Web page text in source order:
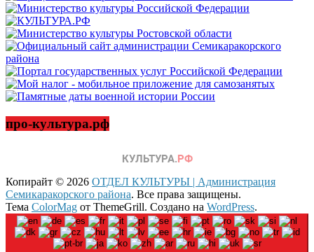
про-культура.рф
Копирайт © 2026 ОТДЕЛ КУЛЬТУРЫ | Администрация
Семикаракорского района. Все права защищены.
Тема ColorMag от ThemeGrill. Создано на WordPress.